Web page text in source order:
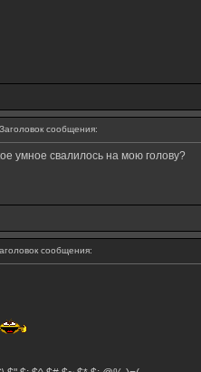
сообщения:
умное свалилось на мою голову?
сообщения: